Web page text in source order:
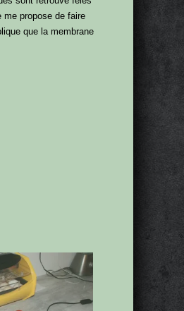
propose de faire
que la membrane